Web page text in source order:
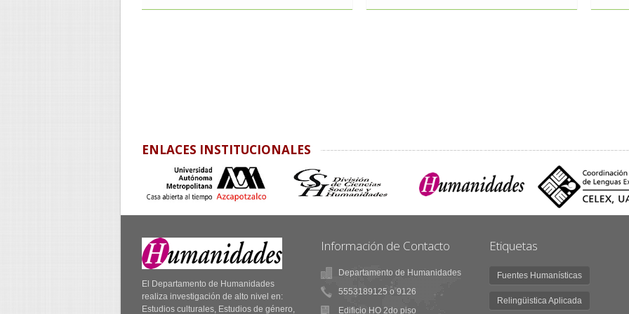
ENLACES INSTITUCIONALES
El Departamento de Humanidades
realiza investigación de alto nivel en:
Estudios culturales, Estudios de género,
Información de Contacto
Departamento de Humanidades
5553189125 o 9126
Edificio HO 2do piso
Etiquetas
Fuentes Humanísticas
Relingüistica Aplicada